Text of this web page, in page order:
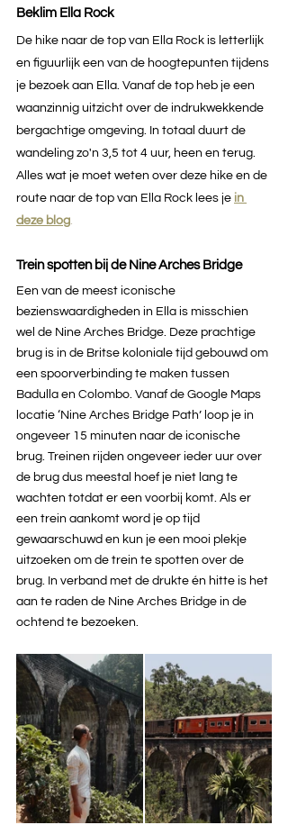
Beklim Ella Rock
De hike naar de top van Ella Rock is letterlijk
en figuurlijk een van de hoogtepunten tijdens
je bezoek aan Ella. Vanaf de top heb je een
waanzinnig uitzicht over de indrukwekkende
bergachtige omgeving. In totaal duurt de
wandeling zo'n 3,5 tot 4 uur, heen en terug.
Alles wat je moet weten over deze hike en de
route naar de top van Ella Rock lees je in
deze blog.
Trein spotten bij de Nine Arches Bridge
Een van de meest iconische
bezienswaardigheden in Ella is misschien
wel de Nine Arches Bridge. Deze prachtige
brug is in de Britse koloniale tijd gebouwd om
een spoorverbinding te maken tussen
Badulla en Colombo. Vanaf de Google Maps
locatie ‘Nine Arches Bridge Path’ loop je in
ongeveer 15 minuten naar de iconische
brug. Treinen rijden ongeveer ieder uur over
de brug dus meestal hoef je niet lang te
wachten totdat er een voorbij komt. Als er
een trein aankomt word je op tijd
gewaarschuwd en kun je een mooi plekje
uitzoeken om de trein te spotten over de
brug. In verband met de drukte én hitte is het
aan te raden de Nine Arches Bridge in de
ochtend te bezoeken.